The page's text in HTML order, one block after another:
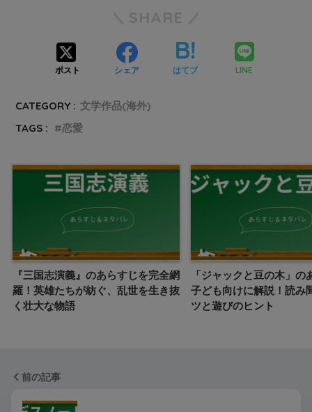
SHARE
ポスト シェア はてブ LINE
CATEGORY : 文学作品(海外)
TAGS :
恋愛
『三国志演義』のあらすじを完全網
羅！英雄たちが紡ぐ、乱世を生き抜
く壮大な物語
「ジャックと豆の木」の
子ども向けに解説！読み
ツと遊びのヒント
前の記事